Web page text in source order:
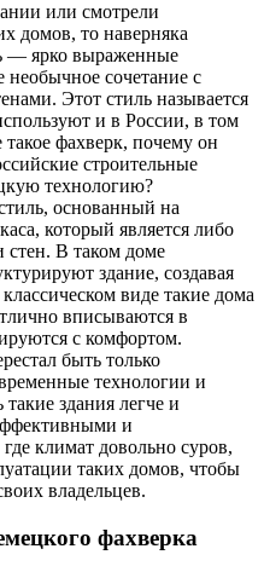
или смотрели
домов, то наверняка
— ярко выраженные
сочетание с
Этот стиль называется
и в России, в том
фахверк, почему он
строительные
технологию?
основанный на
который является либо
В таком доме
здание, создавая
виде такие дома
вписываются в
с комфортом.
быть только
технологии и
здания легче и
и
климат довольно суров,
таких домов, чтобы
владельцев.
фахверка